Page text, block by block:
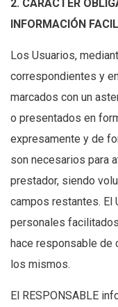
2. CARÁCTER
INFORMACIÓN
Los Usuarios,
correspondientes y
marcados con un
o presentados en
expresamente y de
son necesarios para
prestador, siendo
campos restantes. El
personales
hace responsable de
los mismos.
El RESPONSABLE